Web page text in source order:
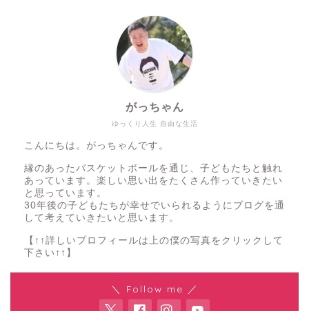
ゆっくり人生 自由な生活
がっちゃん
こんにちは。がっちゃんです。
縁のあったバスケットボールを通じ、子どもたちと触れ
あっています。楽しい思い出をたくさん作っていきたい
と思っています。
30年後の子どもたちが幸せでいられるようにブログを通
して考えていきたいと思います。
【↑↑詳しいプロフィールは上の僕の写真をクリックして
下さい↑↑】
＼ Follow me ／